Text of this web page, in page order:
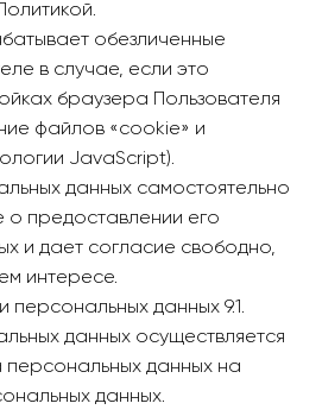
обезличенные
в случае, если это
браузера Пользователя
файлов «cookie» и
JavaScript).
данных самостоятельно
предоставлении его
и дает согласие свободно,
интересе.
персональных данных 9.1.
данных осуществляется
персональных данных на
данных.